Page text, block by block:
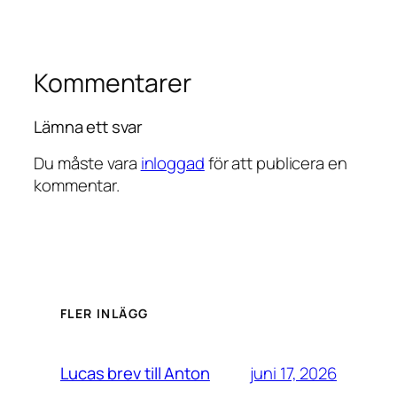
Kommentarer
Lämna ett svar
Du måste vara inloggadför att publicera en
kommentar.
FLER INLÄGG
Lucas brev till Anton juni 17, 2026